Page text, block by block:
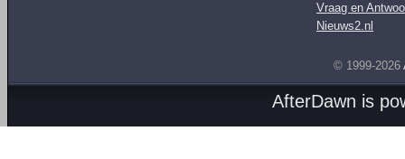
Vraag en
Nieuws2.nl
© 1999-2026
AfterDawn is